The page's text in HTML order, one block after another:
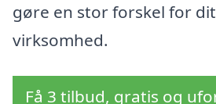
gøre en stor forskel for
virksomhed.
Få 3 tilbud, gratis og